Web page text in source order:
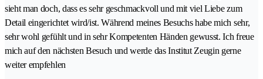
sieht man doch, dass es sehr geschmackvoll und mit viel Liebe zum
Detail eingerichtet wird/ist. Während meines Besuchs habe mich sehr,
sehr wohl gefühlt und in sehr Kompetenten Händen gewusst. Ich freue
mich auf den nächsten Besuch und werde das Institut Zeugin gerne
weiter empfehlen